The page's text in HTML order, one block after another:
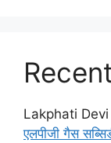
Lakphati Devi
एलपीजी गैस